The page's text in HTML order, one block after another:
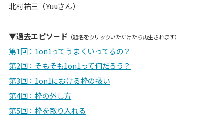
北村祐三（Yuuさん）
▼過去エピソード （題名をクリックいただけたら再生されます）
第1回：1on1ってうまくいってるの？
第2回：そもそも1on1って何だろう？
第3回：1on1における枠の扱い
第4回：枠の外し方
第5回：枠を取り入れる